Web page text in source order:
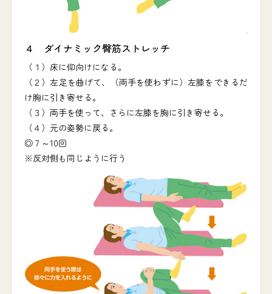
４ ダイナミック臀筋ストレッチ
（１）床に仰向けになる。
（２）左足を曲げて、（両手を使わずに）左膝をできるだ
け胸に引き寄せる。
（３）両手を使って、さらに左膝を胸に引き寄せる。
（４）元の姿勢に戻る。
◎７～10回
※反対側も同じように行う